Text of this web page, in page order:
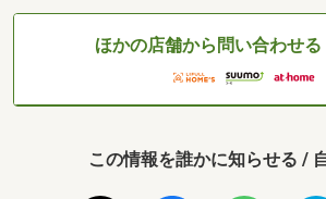
ほかの店舗から問い合わせる
この情報を誰かに知らせる /